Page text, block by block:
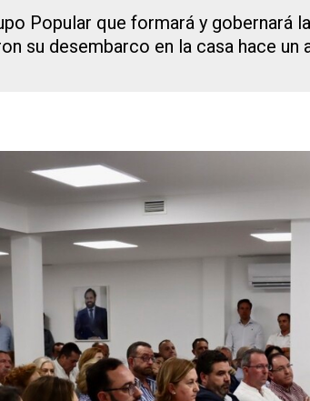
Popular que formará y gobernará
su desembarco en la casa hace un